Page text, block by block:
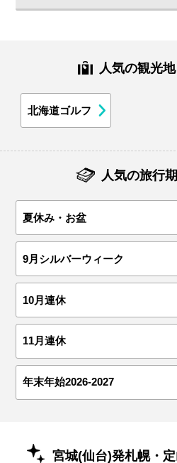
人気の観光
北海道ゴルフ
人気の旅行
夏休み・お盆
9月シルバーウィーク
10月連休
11月連休
年末年始2026-2027
宮城(仙台)発札幌・